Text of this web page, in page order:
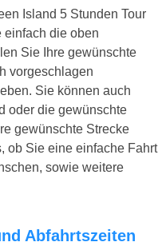
Island 5 Stunden Tour
einfach die oben
Sie Ihre gewünschte
vorgeschlagen
Sie können auch
oder die gewünschte
gewünschte Strecke
ob Sie eine einfache Fahrt
sowie weitere